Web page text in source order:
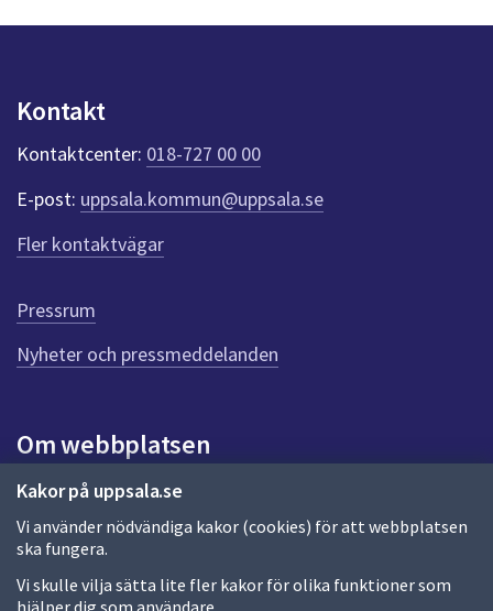
Kakor på uppsala.se
Vi använder nödvändiga kakor (cookies) för att webbplatsen
ska fungera.
Vi skulle vilja sätta lite fler kakor för olika funktioner som
hjälper dig som användare.
n
k
t
e
r
f
ö
r
e
n
n
a
d
a
Kontakt
Kontaktcenter: 018-727 00 00
E-post: uppsala.kommun@uppsala.se
Fler kontaktvägar
Pressrum
Nyheter och pressmeddelanden
Om webbplatsen
Om webbplatsen
Allmänna handlingar och diarium
Behandling av personuppgifter